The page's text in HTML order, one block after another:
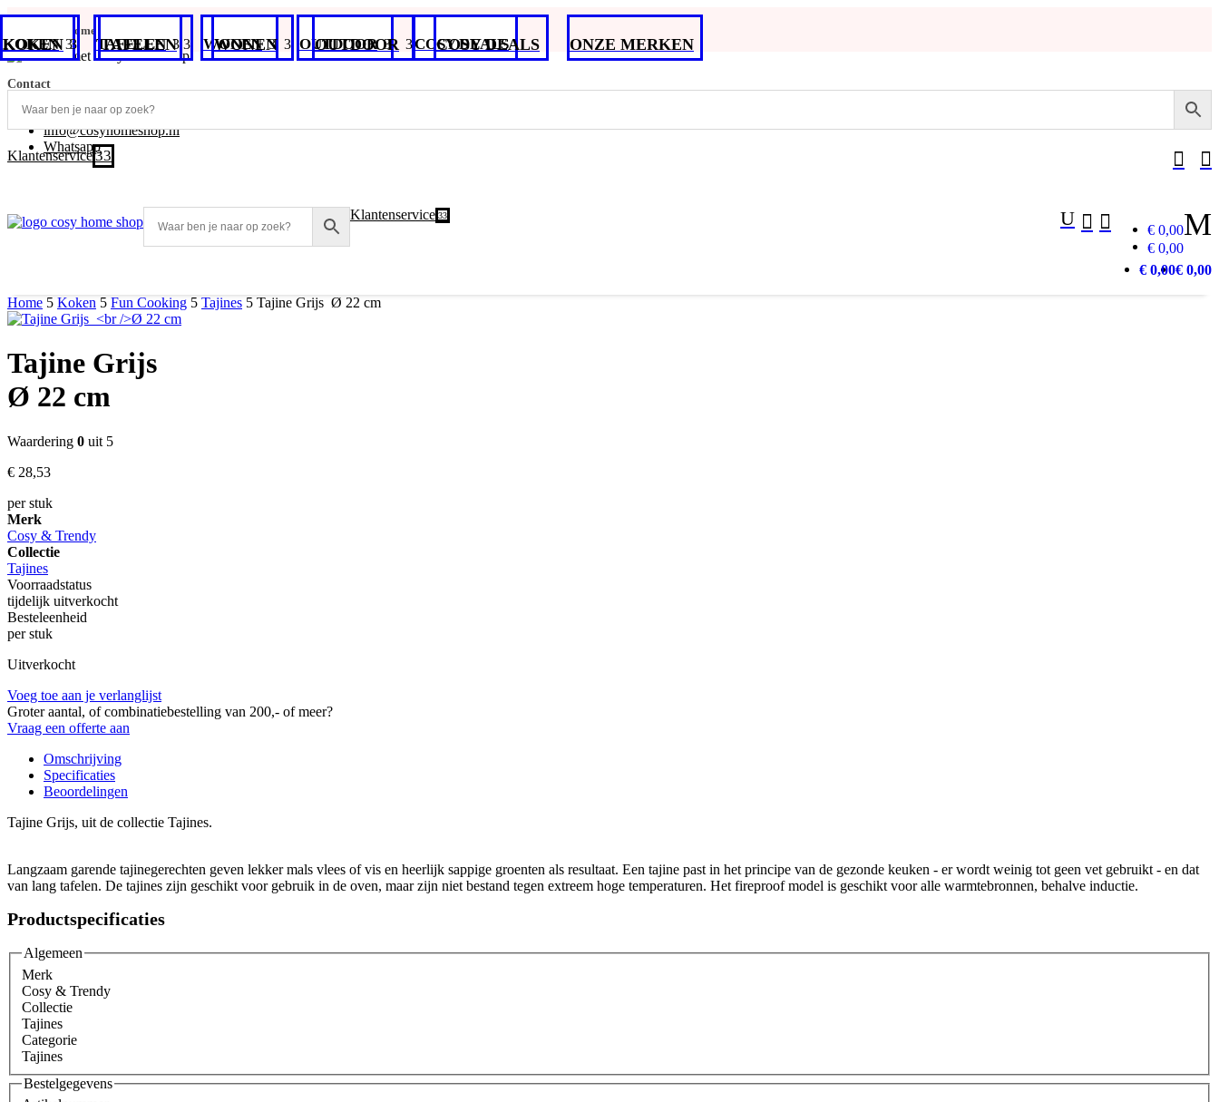
Bezorgtijd momenteel 2-4 dagen
Contact
+31 (0)348-486 555
info@cosyhomeshop.nl
Whatsapp


Klantenservice 3
KOKEN TAFELEN WONEN OUTDOOR COSY DEALS
M
€ 0,00
€ 0,00


U
Klantenservice 3
KOKEN TAFELEN WONEN OUTDOOR COSY DEALS ONZE MERKEN
€ 0,00
€ 0,00
Home 5 Koken 5 Fun Cooking 5 Tajines 5 Tajine Grijs Ø 22 cm
Tajine Grijs
Ø 22 cm
Waardering 0 uit 5
€ 28,53
per stuk
Merk
Cosy & Trendy
Collectie
Tajines
Voorraadstatus
tijdelijk uitverkocht
Besteleenheid
per stuk
Uitverkocht
Voeg toe aan je verlanglijst
Groter aantal, of combinatiebestelling van 200,- of meer?
Vraag een offerte aan
Omschrijving
Specificaties
Beoordelingen
Tajine Grijs, uit de collectie Tajines.
Langzaam garende tajinegerechten geven lekker mals vlees of vis en heerlijk sappige groenten als resultaat. Een tajine past in het principe van de gezonde keuken - er wordt weinig tot geen vet gebruikt - en dat
van lang tafelen. De tajines zijn geschikt voor gebruik in de oven, maar zijn niet bestand tegen extreem hoge temperaturen. Het fireproof model is geschikt voor alle warmtebronnen, behalve inductie.
Productspecificaties
Algemeen
Merk
Cosy & Trendy
Collectie
Tajines
Categorie
Tajines
Bestelgegevens